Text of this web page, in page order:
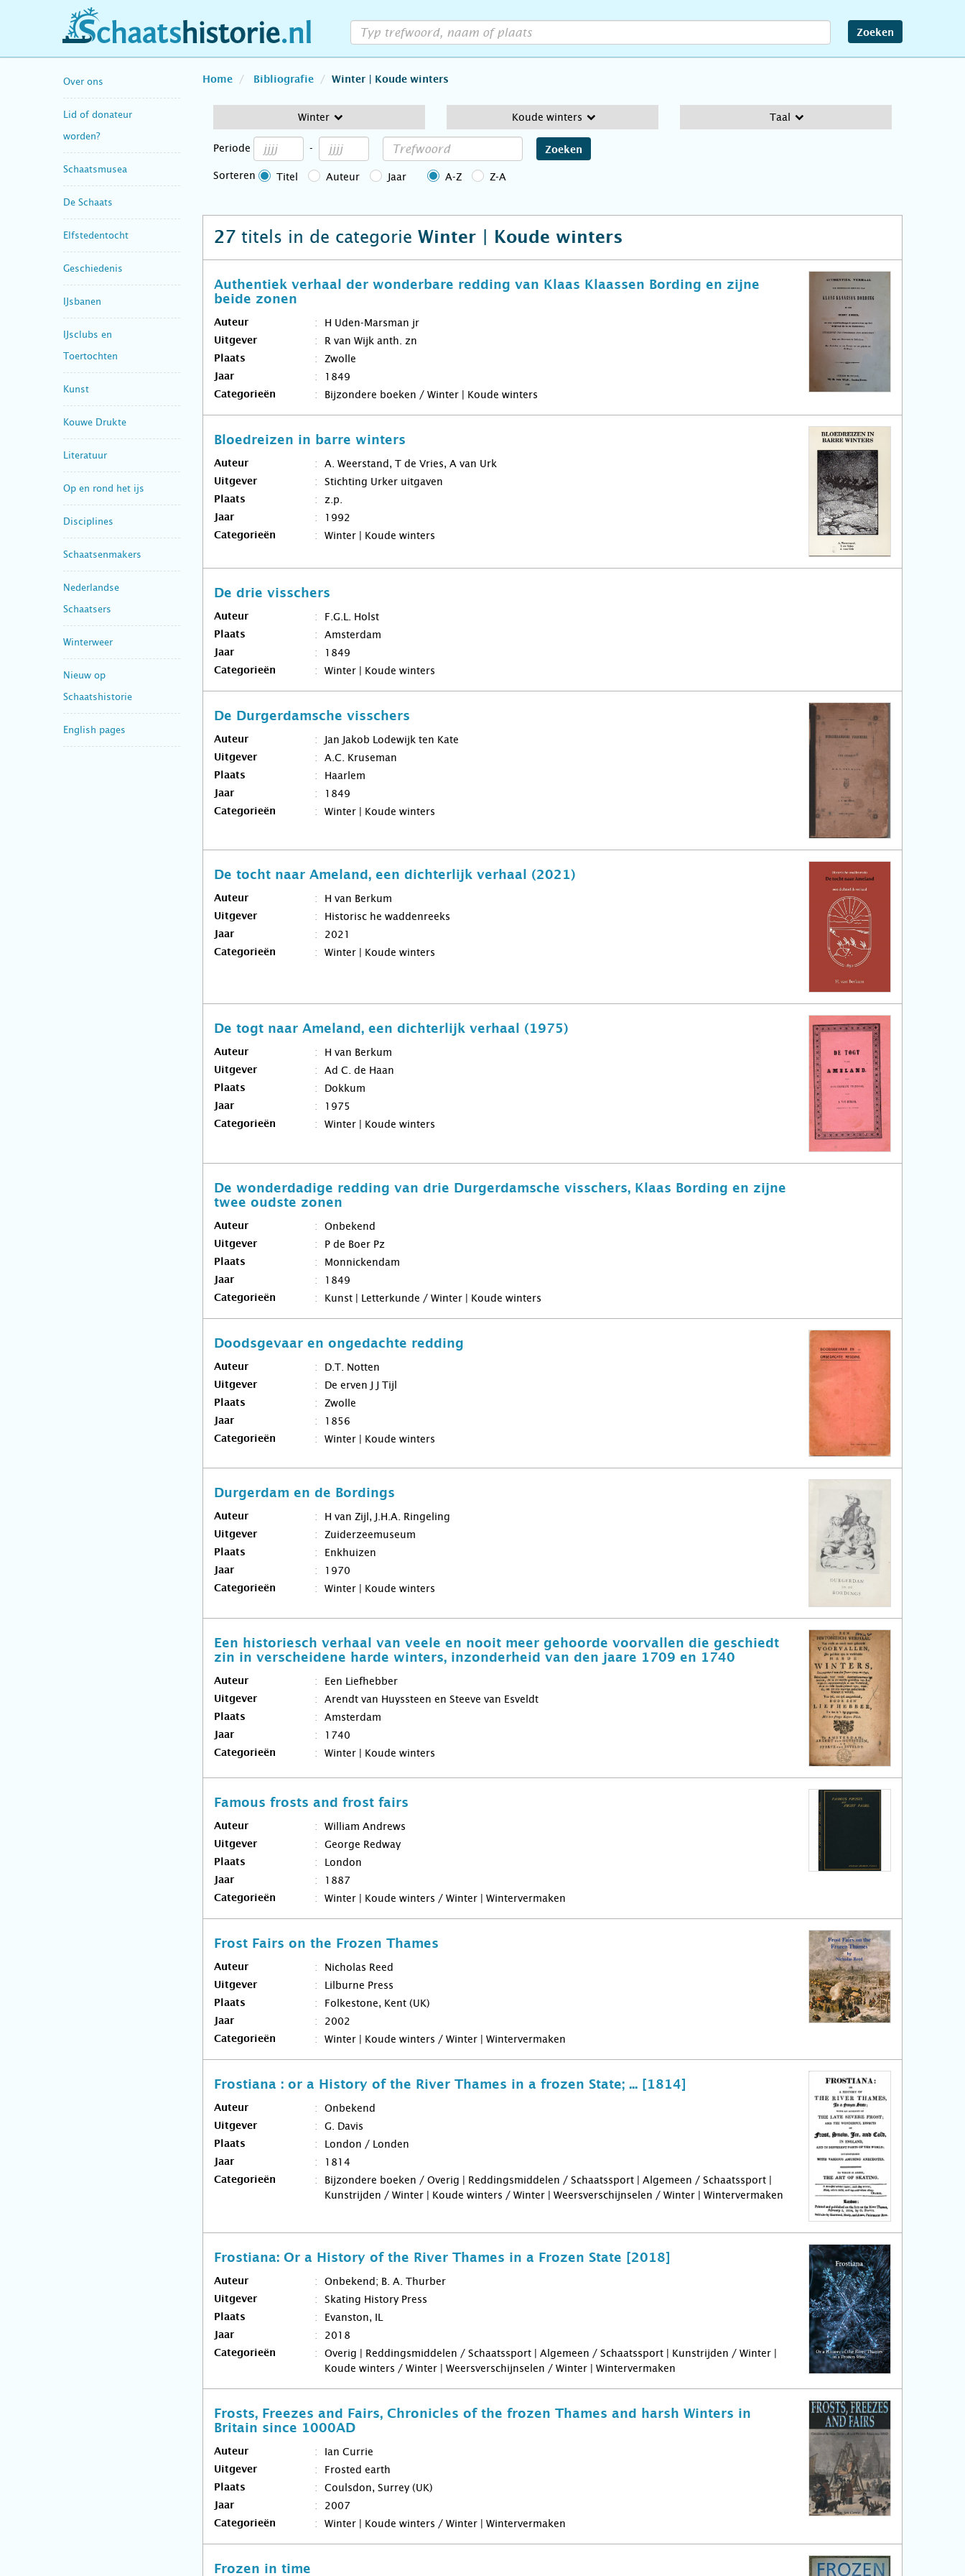
schaatshistorie.nl Zoeken
Over ons
Lid of donateur
worden?
Schaatsmusea
De Schaats
Elfstedentocht
Geschiedenis
IJsbanen
IJsclubs en
Toertochten
Kunst
Kouwe Drukte
Literatuur
Op en rond het ijs
Disciplines
Schaatsenmakers
Nederlandse
Schaatsers
Winterweer
Nieuw op
Schaatshistorie
English pages
Home Bibliografie Winter | Koude winters
Winter Koude winters Taal
Periode - Zoeken
Sorteren Titel Auteur Jaar A-Z Z-A
27 titels in de categorie Winter | Koude winters
Authentiek verhaal der wonderbare redding van Klaas Klaassen Bording en zijne
beide zonen
Auteur H Uden-Marsman jr
Uitgever R van Wijk anth. zn
Plaats Zwolle
Jaar 1849
Categorieën Bijzondere boeken / Winter | Koude winters
Bloedreizen in barre winters
Auteur A. Weerstand, T de Vries, A van Urk
Uitgever Stichting Urker uitgaven
Plaats z.p.
Jaar 1992
Categorieën Winter | Koude winters
De drie visschers
Auteur F.G.L. Holst
Plaats Amsterdam
Jaar 1849
Categorieën Winter | Koude winters
De Durgerdamsche visschers
Auteur Jan Jakob Lodewijk ten Kate
Uitgever A.C. Kruseman
Plaats Haarlem
Jaar 1849
Categorieën Winter | Koude winters
De tocht naar Ameland, een dichterlijk verhaal (2021)
Auteur H van Berkum
Uitgever Historisc he waddenreeks
Jaar 2021
Categorieën Winter | Koude winters
De togt naar Ameland, een dichterlijk verhaal (1975)
Auteur H van Berkum
Uitgever Ad C. de Haan
Plaats Dokkum
Jaar 1975
Categorieën Winter | Koude winters
De wonderdadige redding van drie Durgerdamsche visschers, Klaas Bording en zijne
twee oudste zonen
Auteur Onbekend
Uitgever P de Boer Pz
Plaats Monnickendam
Jaar 1849
Categorieën Kunst | Letterkunde / Winter | Koude winters
Doodsgevaar en ongedachte redding
Auteur D.T. Notten
Uitgever De erven J J Tijl
Plaats Zwolle
Jaar 1856
Categorieën Winter | Koude winters
Durgerdam en de Bordings
Auteur H van Zijl, J.H.A. Ringeling
Uitgever Zuiderzeemuseum
Plaats Enkhuizen
Jaar 1970
Categorieën Winter | Koude winters
Een historiesch verhaal van veele en nooit meer gehoorde voorvallen die geschiedt
zin in verscheidene harde winters, inzonderheid van den jaare 1709 en 1740
Auteur Een Liefhebber
Uitgever Arendt van Huyssteen en Steeve van Esveldt
Plaats Amsterdam
Jaar 1740
Categorieën Winter | Koude winters
Famous frosts and frost fairs
Auteur William Andrews
Uitgever George Redway
Plaats London
Jaar 1887
Categorieën Winter | Koude winters / Winter | Wintervermaken
Frost Fairs on the Frozen Thames
Auteur Nicholas Reed
Uitgever Lilburne Press
Plaats Folkestone, Kent (UK)
Jaar 2002
Categorieën Winter | Koude winters / Winter | Wintervermaken
Frostiana : or a History of the River Thames in a frozen State; ... [1814]
Auteur Onbekend
Uitgever G. Davis
Plaats London / Londen
Jaar 1814
Categorieën
Bijzondere boeken / Overig | Reddingsmiddelen / Schaatssport | Algemeen / Schaatssport |
Kunstrijden / Winter | Koude winters / Winter | Weersverschijnselen / Winter | Wintervermaken
Frostiana: Or a History of the River Thames in a Frozen State [2018]
Auteur Onbekend; B. A. Thurber
Uitgever Skating History Press
Plaats Evanston, IL
Jaar 2018
Categorieën
Overig | Reddingsmiddelen / Schaatssport | Algemeen / Schaatssport | Kunstrijden / Winter |
Koude winters / Winter | Weersverschijnselen / Winter | Wintervermaken
Frosts, Freezes and Fairs, Chronicles of the frozen Thames and harsh Winters in
Britain since 1000AD
Auteur Ian Currie
Uitgever Frosted earth
Plaats Coulsdon, Surrey (UK)
Jaar 2007
Categorieën Winter | Koude winters / Winter | Wintervermaken
Frozen in time